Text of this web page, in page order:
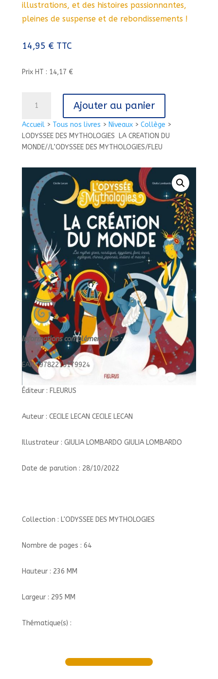
Accueil> Tous nos livres > Niveaux> Collège >
LODYSSEE DES MYTHOLOGIES  LA CREATION DU
MONDE//L’ODYSSEE DES MYTHOLOGIES/FLEU
illustrations, et des histoires passionnantes,
pleines de suspense et de rebondissements !
14,95 € TTC
Prix HT : 14,17 €
LODYSSEE
DES
MYTHOLOGIES
CREATION
MONDE//L'ODYSSEE
DES
MYTHOLOGIES/FLEU
Ajouter au panier
Informations complémentaires :
EAN : 9782215179924
Éditeur : FLEURUS
Auteur : CECILE LECAN CECILE LECAN
Illustrateur : GIULIA LOMBARDO GIULIA LOMBARDO
Date de parution : 28/10/2022
Collection : L'ODYSSEE DES MYTHOLOGIES
Nombre de pages : 64
Hauteur : 236 MM
Largeur : 295 MM
Thématique(s) :